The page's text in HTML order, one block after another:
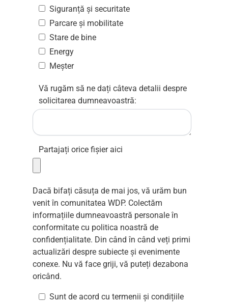
Siguranță și securitate
Parcare și mobilitate
Stare de bine
Energy
Meșter
Vă rugăm să ne dați câteva detalii despre
solicitarea dumneavoastră:
Partajați orice fișier aici
Dacă bifați căsuța de mai jos, vă urăm bun
venit în comunitatea WDP. Colectăm
informațiile dumneavoastră personale în
conformitate cu politica noastră de
confidențialitate. Din când în când veți primi
actualizări despre subiecte și evenimente
conexe. Nu vă face griji, vă puteți dezabona
oricând.
Sunt de acord cu termenii și condițiile